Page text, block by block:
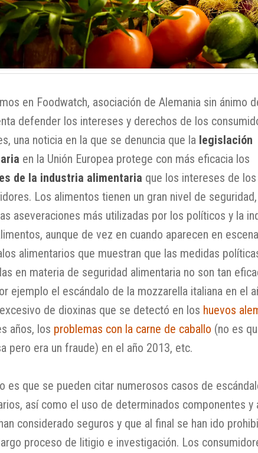
en Foodwatch, asociación de Alemania sin ánimo
defender los intereses y derechos de los
una noticia en la que se denuncia que la legislación
en la Unión Europea protege con más eficacia los
de la industria alimentaria que los intereses de los
Los alimentos tienen un gran nivel de
aseveraciones más utilizadas por los políticos y la
aunque de vez en cuando aparecen en escena
alimentarios que muestran que las medidas
en materia de seguridad alimentaria no son tan
ejemplo el escándalo de la mozzarella italiana en el
de dioxinas que se detectó en los huevos
años, los problemas con la carne de caballo (no es
pero era un fraude) en el año 2013, etc.
es que se pueden citar numerosos casos de
así como el uso de determinados componentes y
considerado seguros y que al final se han ido
proceso de litigio e investigación. Los